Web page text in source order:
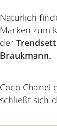
Natürlich
Marken zum
der
Braukmann.
Coco Chanel
schließt sich